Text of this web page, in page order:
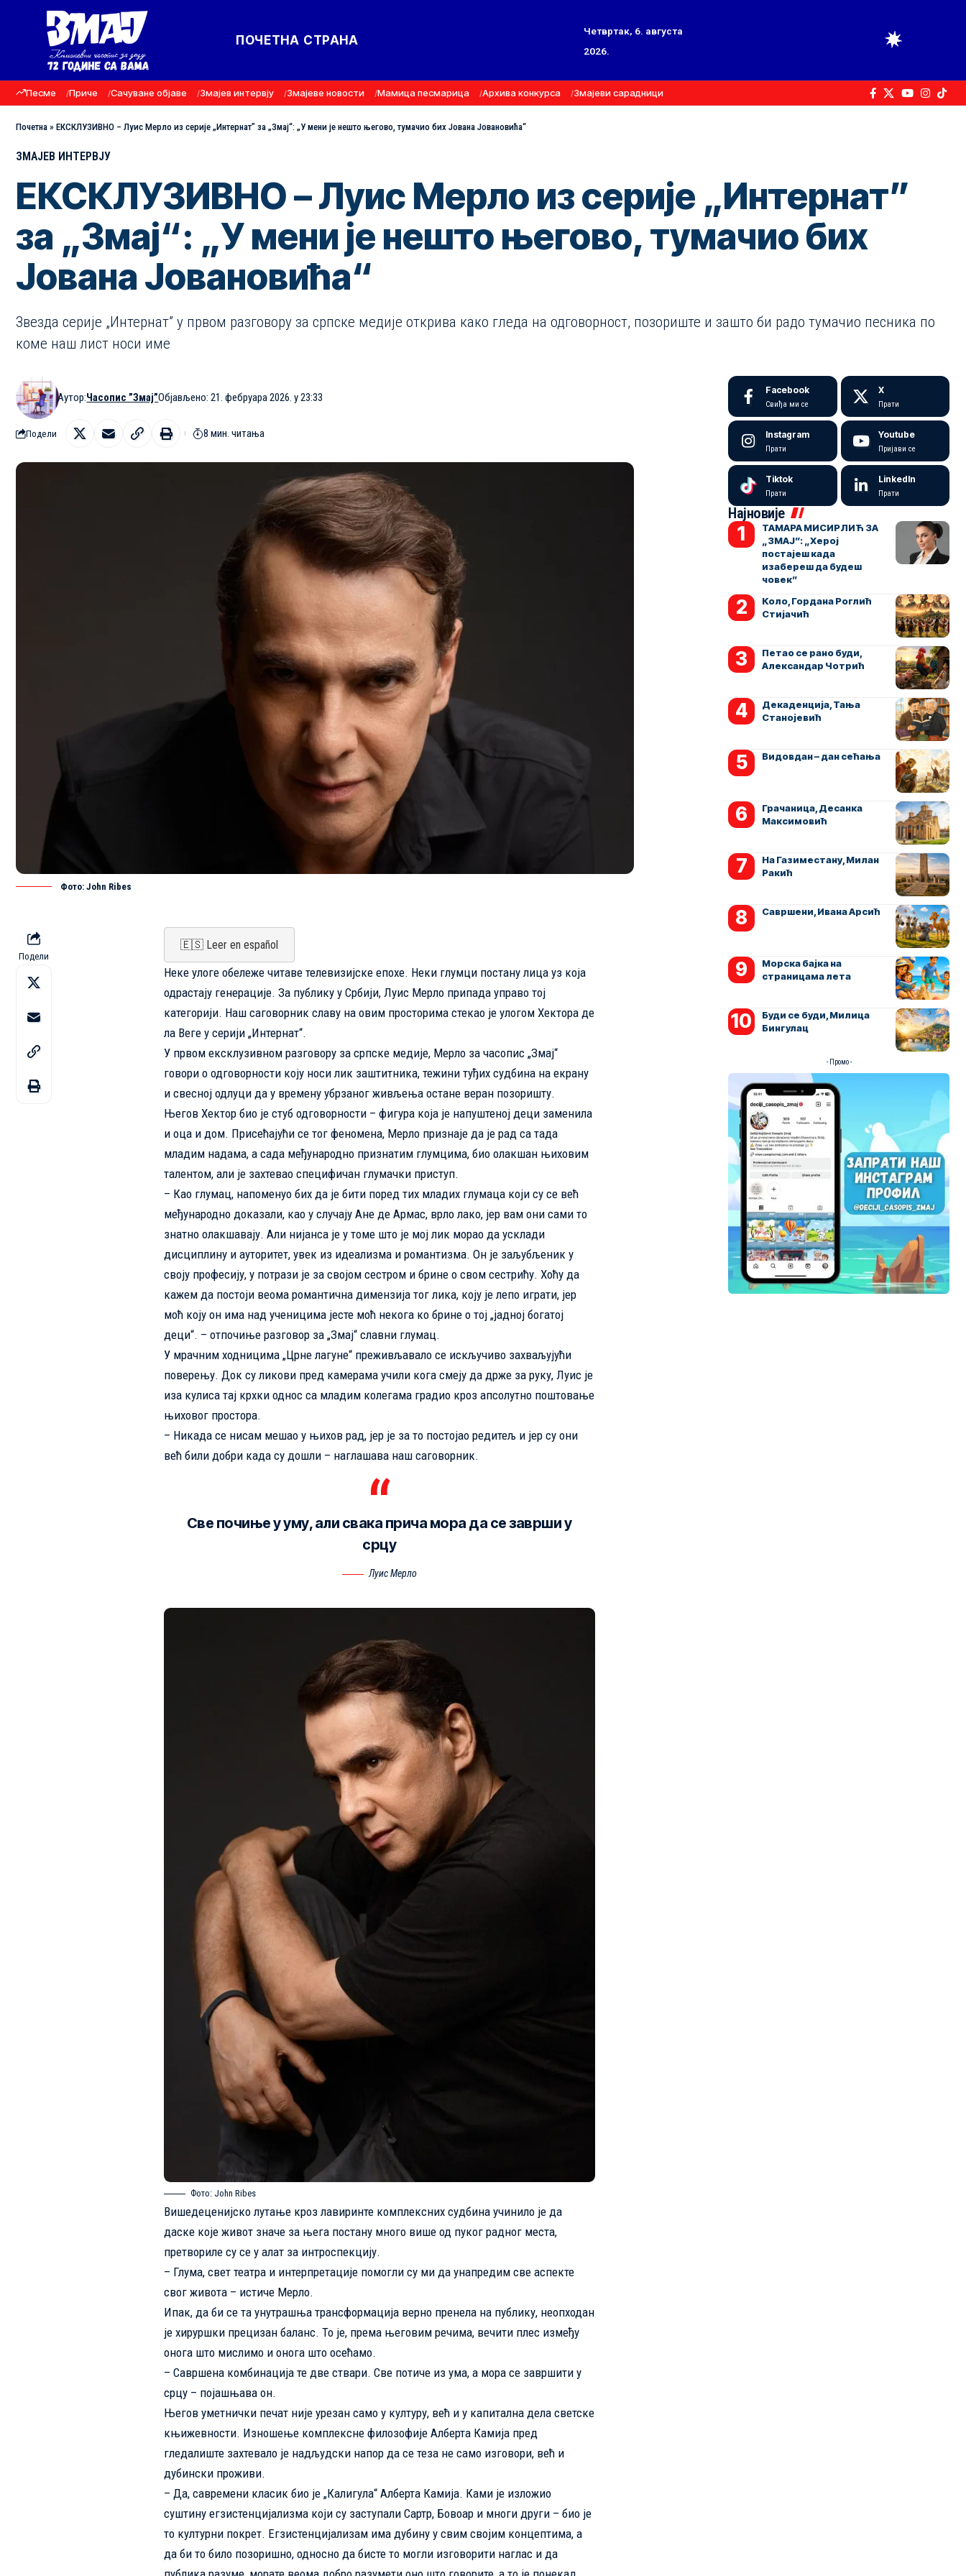
ПОЧЕТНА СТРАНА
Четвртак, 6. августа
2026.
Песме Приче Сачуване објаве Змајев интервју Змајеве новости Мамица песмарица Архива конкурса Змајеви сарадници
Почетна » ЕКСКЛУЗИВНО – Луис Мерло из серије „Интернат” за „Змај“: „У мени је нешто његово, тумачио бих Јована Јовановића“
ЗМАЈЕВ ИНТЕРВЈУ
ЕКСКЛУЗИВНО – Луис Мерло из серије „Интернат”
за „Змај“: „У мени је нешто његово, тумачио бих
Јована Јовановића“
Звезда серије „Интернат” у првом разговору за српске медије открива како гледа на одговорност, позориште и зашто би радо тумачио песника по
коме наш лист носи име
Аутор:Часопис ”Змај”Објављено: 21. фебруара 2026. у 23:33
Подели 8 мин. читања
Фото: John Ribes
Подели
🇪🇸 Leer en español
Неке улоге обележе читаве телевизијске епохе. Неки глумци постану лица уз која
одрастају генерације. За публику у Србији, Луис Мерло припада управо тој
категорији. Наш саговорник славу на овим просторима стекао је улогом Хектора де
ла Веге у серији „Интернат“.
У првом ексклузивном разговору за српске медије, Мерло за часопис „Змај“
говори о одговорности коју носи лик заштитника, тежини туђих судбина на екрану
и свесној одлуци да у времену убрзаног живљења остане веран позоришту.
Његов Хектор био је стуб одговорности – фигура која је напуштеној деци заменила
и оца и дом. Присећајући се тог феномена, Мерло признаје да је рад са тада
младим надама, а сада међународно признатим глумцима, био олакшан њиховим
талентом, али је захтевао специфичан глумачки приступ.
– Као глумац, напоменуо бих да је бити поред тих младих глумаца који су се већ
међународно доказали, као у случају Ане де Армас, врло лако, јер вам они сами то
знатно олакшавају. Али нијанса је у томе што је мој лик морао да усклади
дисциплину и ауторитет, увек из идеализма и романтизма. Он је заљубљеник у
своју професију, у потрази је за својом сестром и брине о свом сестрићу. Хоћу да
кажем да постоји веома романтична димензија тог лика, коју је лепо играти, јер
моћ коју он има над ученицима јесте моћ некога ко брине о тој „јадној богатој
деци“. – отпочиње разговор за „Змај“ славни глумац.
У мрачним ходницима „Црне лагуне“ преживљавало се искључиво захваљујући
поверењу. Док су ликови пред камерама учили кога смеју да држе за руку, Луис је
иза кулиса тај крхки однос са младим колегама градио кроз апсолутно поштовање
њиховог простора.
– Никада се нисам мешао у њихов рад, јер је за то постојао редитељ и јер су они
већ били добри када су дошли – наглашава наш саговорник.
Све почиње у уму, али свака прича мора да се заврши у
срцу
Луис Мерло
Фото: John Ribes
Вишедеценијско лутање кроз лавиринте комплексних судбина учинило је да
даске које живот значе за њега постану много више од пуког радног места,
претвориле су се у алат за интроспекцију.
– Глума, свет театра и интерпретације помогли су ми да унапредим све аспекте
свог живота – истиче Мерло.
Ипак, да би се та унутрашња трансформација верно пренела на публику, неопходан
је хируршки прецизан баланс. То је, према његовим речима, вечити плес између
онога што мислимо и онога што осећамо.
– Савршена комбинација те две ствари. Све потиче из ума, а мора се завршити у
срцу – појашњава он.
Његов уметнички печат није урезан само у културу, већ и у капитална дела светске
књижевности. Изношење комплексне филозофије Алберта Камија пред
гледалиште захтевало је надљудски напор да се теза не само изговори, већ и
дубински проживи.
– Да, савремени класик био је „Калигула“ Алберта Камија. Ками је изложио
суштину егзистенцијализма који су заступали Сартр, Бовоар и многи други – био је
то културни покрет. Егзистенцијализам има дубину у свим својим концептима, а
да би то било позоришно, односно да бисте то могли изговорити наглас и да
Facebook
Свиђа ми се
X
Прати
Instagram
Прати
Youtube
Пријави се
Tiktok
Прати
LinkedIn
Прати
Најновије
ТАМАРА МИСИРЛИЋ ЗА
„ЗМАЈ”: „Херој
постајеш када
изабереш да будеш
човек”
Коло, Гордана Роглић
Стијачић
Петао се рано буди,
Александар Чотрић
Декаденција, Тања
Станојевић
Видовдан – дан сећања
Грачаница, Десанка
Максимовић
На Газиместану, Милан
Ракић
Савршени, Ивана Арсић
Морска бајка на
страницама лета
Буди се буди, Милица
Бингулац
- Промо -